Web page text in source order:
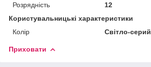
Розрядність
12
Користувальницькі характеристики
Колір
Світло-серий
Приховати